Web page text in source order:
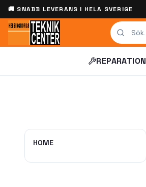
🚚 SNABB LEVERANS I HELA SVERIGE
REPARATION
HOME